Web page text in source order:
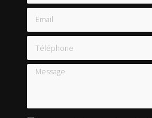
Email
Téléphone
Message